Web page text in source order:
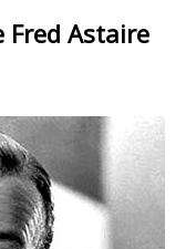
Fred Astaire